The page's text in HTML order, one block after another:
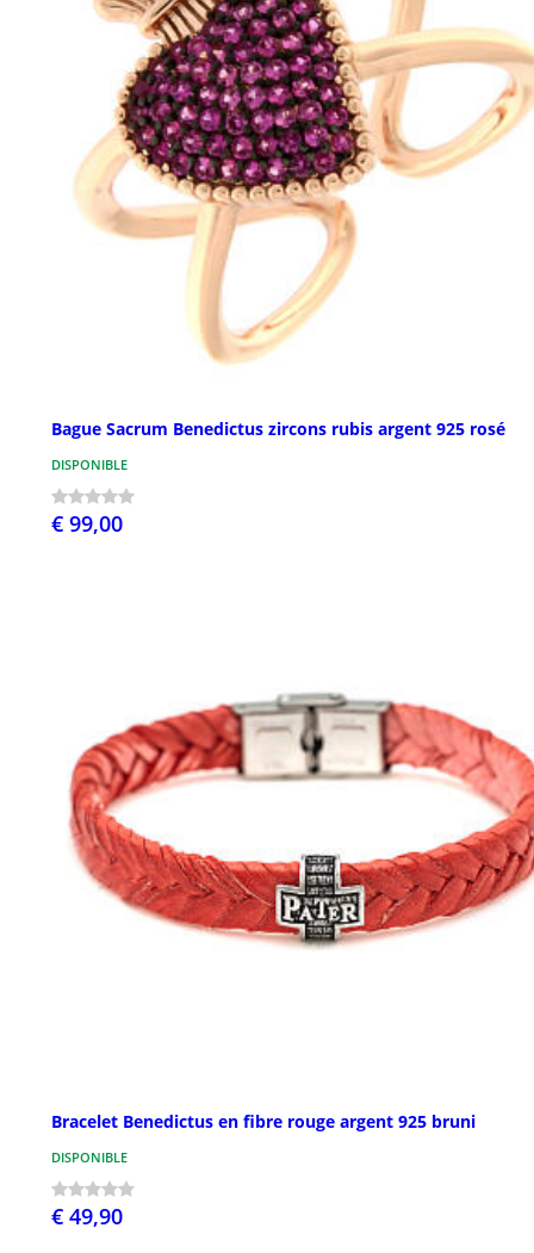
Bague Sacrum Benedictus zircons rubis argent 925 rosé
DISPONIBLE
€ 99,00
Bracelet Benedictus en fibre rouge argent 925 bruni
DISPONIBLE
€ 49,90